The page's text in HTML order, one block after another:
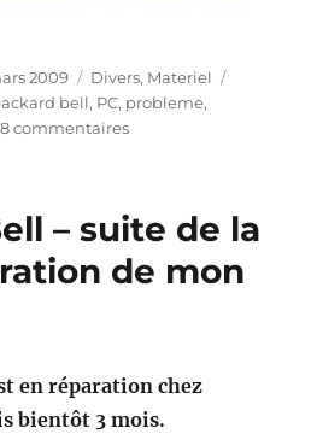
2009 Catégories
Divers, Materiel
bell, PC, probleme,
8 commentairessur
rendu
mon
PC
mais..
– suite de la
de mon
en réparation chez
bientôt 3 mois.